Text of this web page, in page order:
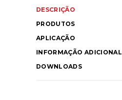
DESCRIÇÃO
INFORMAÇÃO ADICIONAL
APLICAÇÃO
PRODUTOS
DOWNLOADS